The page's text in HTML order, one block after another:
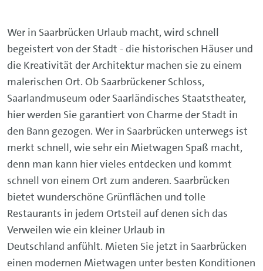
Wer in Saarbrücken Urlaub macht, wird schnell
begeistert von der Stadt - die historischen Häuser und
die Kreativität der Architektur machen sie zu einem
malerischen Ort. Ob Saarbrückener Schloss,
Saarlandmuseum oder Saarländisches Staatstheater,
hier werden Sie garantiert von Charme der Stadt in
den Bann gezogen. Wer in Saarbrücken unterwegs ist
merkt schnell, wie sehr ein Mietwagen Spaß macht,
denn man kann hier vieles entdecken und kommt
schnell von einem Ort zum anderen. Saarbrücken
bietet wunderschöne Grünflächen und tolle
Restaurants in jedem Ortsteil auf denen sich das
Verweilen wie ein kleiner Urlaub in
Deutschland anfühlt. Mieten Sie jetzt in Saarbrücken
einen modernen Mietwagen unter besten Konditionen